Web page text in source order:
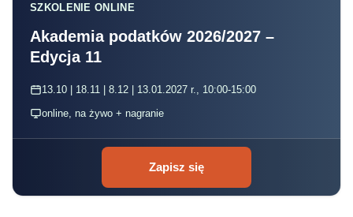
SZKOLENIE ONLINE
Akademia podatków 2026/2027 –
Edycja 11
13.10 | 18.11 | 8.12 | 13.01.2027 r., 10:00-15:00
online, na żywo + nagranie
Zapisz się